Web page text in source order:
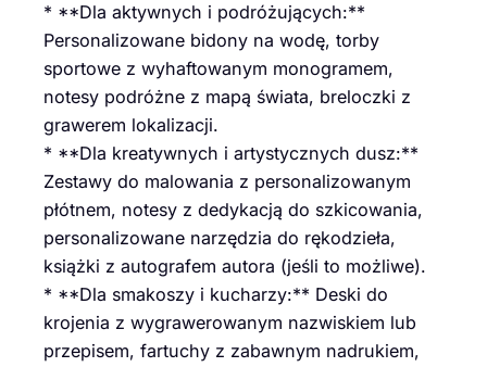
* **Dla aktywnych i podróżujących:**
Personalizowane bidony na wodę, torby
sportowe z wyhaftowanym monogramem,
notesy podróżne z mapą świata, breloczki z
grawerem lokalizacji.
* **Dla kreatywnych i artystycznych dusz:**
Zestawy do malowania z personalizowanym
płótnem, notesy z dedykacją do szkicowania,
personalizowane narzędzia do rękodzieła,
książki z autografem autora (jeśli to możliwe).
* **Dla smakoszy i kucharzy:** Deski do
krojenia z wygrawerowanym nazwiskiem lub
przepisem, fartuchy z zabawnym nadrukiem,